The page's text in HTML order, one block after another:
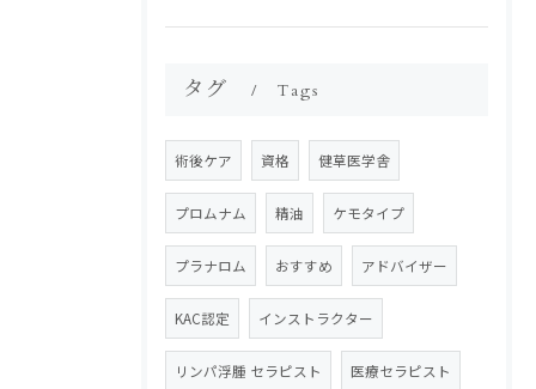
タグ Tags
術後ケア 資格 健草医学舎
プロムナム 精油 ケモタイプ
プラナロム おすすめ アドバイザー
KAC認定 インストラクター
リンパ浮腫 セラピスト 医療セラピスト